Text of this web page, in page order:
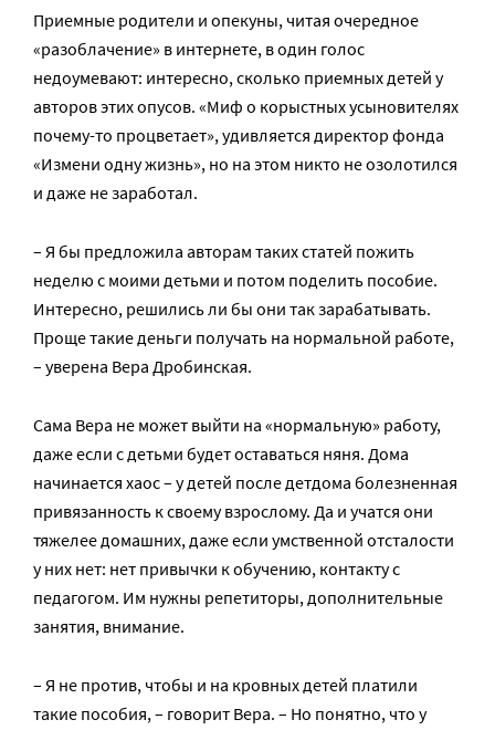
Приемные родители и опекуны, читая очередное
«разоблачение» в интернете, в один голос
недоумевают: интересно, сколько приемных детей у
авторов этих опусов. «Миф о корыстных усыновителях
почему-то процветает», удивляется директор фонда
«Измени одну жизнь», но на этом никто не озолотился
и даже не заработал.
– Я бы предложила авторам таких статей пожить
неделю с моими детьми и потом поделить пособие.
Интересно, решились ли бы они так зарабатывать.
Проще такие деньги получать на нормальной работе,
– уверена Вера Дробинская.
Сама Вера не может выйти на «нормальную» работу,
даже если с детьми будет оставаться няня. Дома
начинается хаос – у детей после детдома болезненная
привязанность к своему взрослому. Да и учатся они
тяжелее домашних, даже если умственной отсталости
у них нет: нет привычки к обучению, контакту с
педагогом. Им нужны репетиторы, дополнительные
занятия, внимание.
– Я не против, чтобы и на кровных детей платили
такие пособия, – говорит Вера. – Но понятно, что у